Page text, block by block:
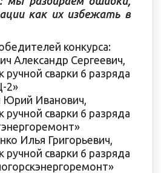
как их избежать в
конкурса:
Александр Сергеевич,
ручной сварки 6 разряда
2»
Юрий Иванович,
ручной сварки 6 разряда
Илья Григорьевич,
ручной сварки 6 разряда